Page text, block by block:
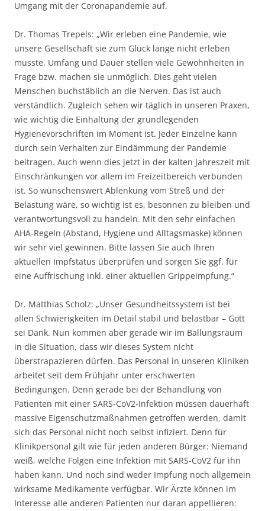
Umgang mit der Coronapandemie auf.
Dr. Thomas Trepels: „Wir erleben eine Pandemie, wie
unsere Gesellschaft sie zum Glück lange nicht erleben
musste. Umfang und Dauer stellen viele Gewohnheiten in
Frage bzw. machen sie unmöglich. Dies geht vielen
Menschen buchstäblich an die Nerven. Das ist auch
verständlich. Zugleich sehen wir täglich in unseren Praxen,
wie wichtig die Einhaltung der grundlegenden
Hygienevorschriften im Moment ist. Jeder Einzelne kann
durch sein Verhalten zur Eindämmung der Pandemie
beitragen. Auch wenn dies jetzt in der kalten Jahreszeit mit
Einschränkungen vor allem im Freizeitbereich verbunden
ist. So wünschenswert Ablenkung vom Streß und der
Belastung wäre, so wichtig ist es, besonnen zu bleiben und
verantwortungsvoll zu handeln. Mit den sehr einfachen
AHA-Regeln (Abstand, Hygiene und Alltagsmaske) können
wir sehr viel gewinnen. Bitte lassen Sie auch Ihren
aktuellen Impfstatus überprüfen und sorgen Sie ggf. für
eine Auffrischung inkl. einer aktuellen Grippeimpfung.“
Dr. Matthias Scholz: „Unser Gesundheitssystem ist bei
allen Schwierigkeiten im Detail stabil und belastbar – Gott
sei Dank. Nun kommen aber gerade wir im Ballungsraum
in die Situation, dass wir dieses System nicht
überstrapazieren dürfen. Das Personal in unseren Kliniken
arbeitet seit dem Frühjahr unter erschwerten
Bedingungen. Denn gerade bei der Behandlung von
Patienten mit einer SARS-CoV2-Infektion müssen dauerhaft
massive Eigenschutzmaßnahmen getroffen werden, damit
sich das Personal nicht noch selbst infiziert. Denn für
Klinikpersonal gilt wie für jeden anderen Bürger: Niemand
weiß, welche Folgen eine Infektion mit SARS-CoV2 für ihn
haben kann. Und noch sind weder Impfung noch allgemein
wirksame Medikamente verfügbar. Wir Ärzte können im
Interesse alle anderen Patienten nur daran appellieren: